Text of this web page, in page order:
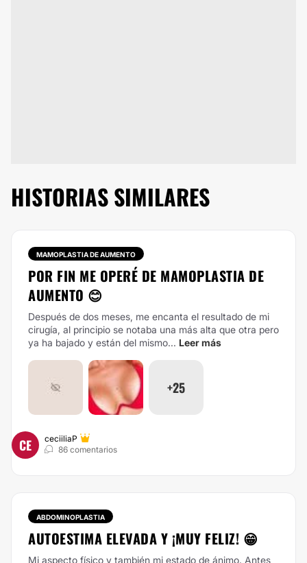
HISTORIAS SIMILARES
MAMOPLASTIA DE AUMENTO
POR FIN ME OPERÉ DE MAMOPLASTIA DE
AUMENTO 😊
Después de dos meses, me encanta el resultado de mi
cirugía, al principio se notaba una más alta que otra pero
ya ha bajado y están del mismo... Leer más
+25
CE
ceciiliaP
86 comentarios
ABDOMINOPLASTIA
AUTOESTIMA ELEVADA Y ¡MUY FELIZ! 😁
Mi aspecto físico y también mi estado de ánimo. Antes